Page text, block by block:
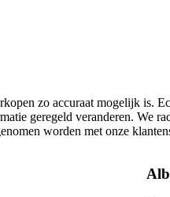
zo accuraat mogelijk is.
geregeld veranderen. We
worden met onze